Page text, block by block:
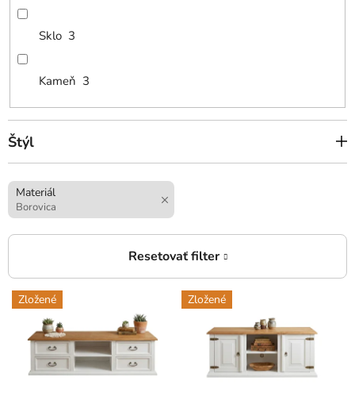
Sklo 3
Kameň 3
Štýl
Materiál
Borovica
V
ý
Zložené Zložené